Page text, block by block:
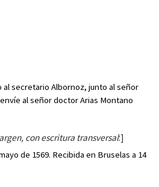
al secretario Albornoz, junto al señor
al señor doctor Arias Montano
con escritura transversal:]
de 1569. Recibida en Bruselas a 14